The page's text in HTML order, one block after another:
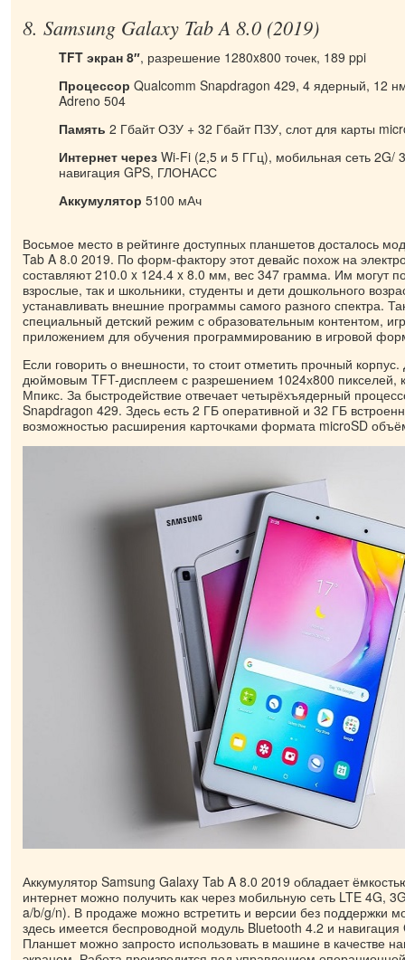
8. Samsung Galaxy Tab A 8.0 (2019)
TFT экран 8″, разрешение 1280x800 точек, 189 ppi
Процессор Qualcomm Snapdragon 429, 4 ядерный, 12
Adreno 504
Память 2 Гбайт ОЗУ + 32 Гбайт ПЗУ, слот для карты
Интернет через Wi-Fi (2,5 и 5 ГГц), мобильная сеть 2G/
навигация GPS, ГЛОНАСС
Аккумулятор 5100 мАч
Восьмое место в рейтинге доступных планшетов досталось
Tab A 8.0 2019. По форм-фактору этот девайс похож на
составляют 210.0 x 124.4 x 8.0 мм, вес 347 грамма. Им могут
взрослые, так и школьники, студенты и дети дошкольного
устанавливать внешние программы самого разного спектра.
специальный детский режим с образовательным контентом,
приложением для обучения программированию в игровой
Если говорить о внешности, то стоит отметить прочный
дюймовым TFT-дисплеем с разрешением 1024х800 пикселей,
Мпикс. За быстродействие отвечает четырёхъядерный
Snapdragon 429. Здесь есть 2 ГБ оперативной и 32 ГБ
возможностью расширения карточками формата microSD
Аккумулятор Samsung Galaxy Tab A 8.0 2019 обладает
интернет можно получить как через мобильную сеть LTE 4G,
a/b/g/n). В продаже можно встретить и версии без поддержки
здесь имеется беспроводной модуль Bluetooth 4.2 и
Планшет можно запросто использовать в машине в качестве